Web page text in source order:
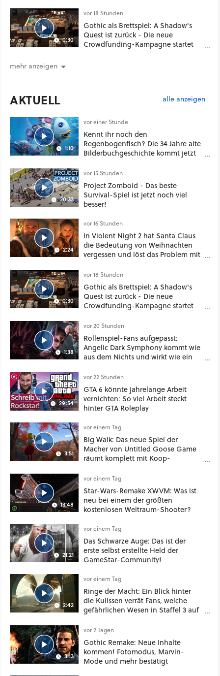
0:30
vor 18 Stunden
Gothic als Brettspiel: A Shadow's
Quest ist zurück - Die neue
Crowdfunding-Kampagne startet
mehr anzeigen
AKTUELL alle anzeigen
1:10
vor einer Stunde
Kennt ihr noch den
Regenbogenfisch? Die 34 Jahre alte
Bilderbuchgeschichte kommt jetzt
20:33
vor 15 Stunden
Project Zomboid - Das beste
Survival-Spiel ist jetzt noch viel
besser!
2:24
vor 16 Stunden
In Violent Night 2 hat Santa Claus
die Bedeutung von Weihnachten
vergessen und löst das Problem mit
0:30
vor 18 Stunden
Gothic als Brettspiel: A Shadow's
Quest ist zurück - Die neue
Crowdfunding-Kampagne startet
1:38
vor 20 Stunden
Rollenspiel-Fans aufgepasst:
Angelic Dark Symphony kommt wie
aus dem Nichts und wirkt wie ein
Mass Effect
29:54
vor 22 Stunden
GTA 6 könnte jahrelange Arbeit
vernichten: So viel Arbeit steckt
hinter GTA Roleplay
3:51
vor einem Tag
Big Walk: Das neue Spiel der
Macher von Untitled Goose Game
räumt komplett mit Koop-
13:48
vor einem Tag
Star-Wars-Remake XWVM: Was ist
neu bei einem der größten
kostenlosen Weltraum-Shooter?
21:21
vor einem Tag
Das Schwarze Auge: Das ist der
erste selbst erstellte Held der
GameStar-Community!
2:42
vor einem Tag
Ringe der Macht: Ein Blick hinter
die Kulissen verrät Fans, welche
gefährlichen Wesen in Staffel 3 auf
3:13
vor 2 Tagen
Gothic Remake: Neue Inhalte
kommen! Fotomodus, Marvin-
Mode und mehr bestätigt